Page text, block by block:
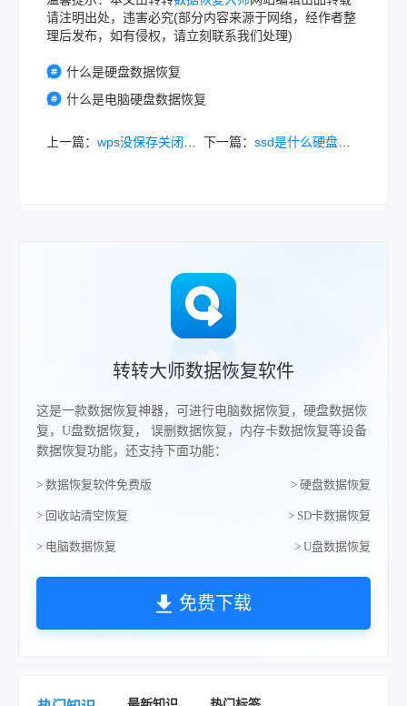
请注明出处，违害必究(部分内容来源于网络，经作者整
理后发布，如有侵权，请立刻联系我们处理)
什么是硬盘数据恢复
什么是电脑硬盘数据恢复
上一篇： wps没保存关闭了怎么恢复数据？7种实用方法详解！ 下一篇： ssd是什么硬盘？全面解析SSD分享！
转转大师数据恢复软件
这是一款数据恢复神器，可进行电脑数据恢复，硬盘数据恢
复，U盘数据恢复， 误删数据恢复，内存卡数据恢复等设备
数据恢复功能，还支持下面功能：
> 数据恢复软件免费版 > 硬盘数据恢复
> 回收站清空恢复 > SD卡数据恢复
> 电脑数据恢复 > U盘数据恢复
免费下载